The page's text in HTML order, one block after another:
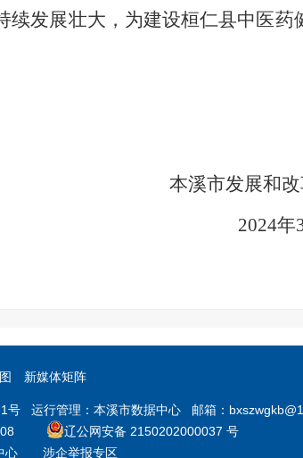
续发展壮大，为建设桓仁县中医药
本溪市发展和
2024年
新媒体矩阵
号 运行管理：本溪市数据中心 邮箱：
辽公网安备 2150202000037 号
心
涉企举报专区